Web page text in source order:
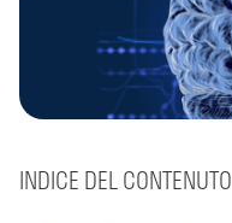
INDICE DEL CONTENUTO